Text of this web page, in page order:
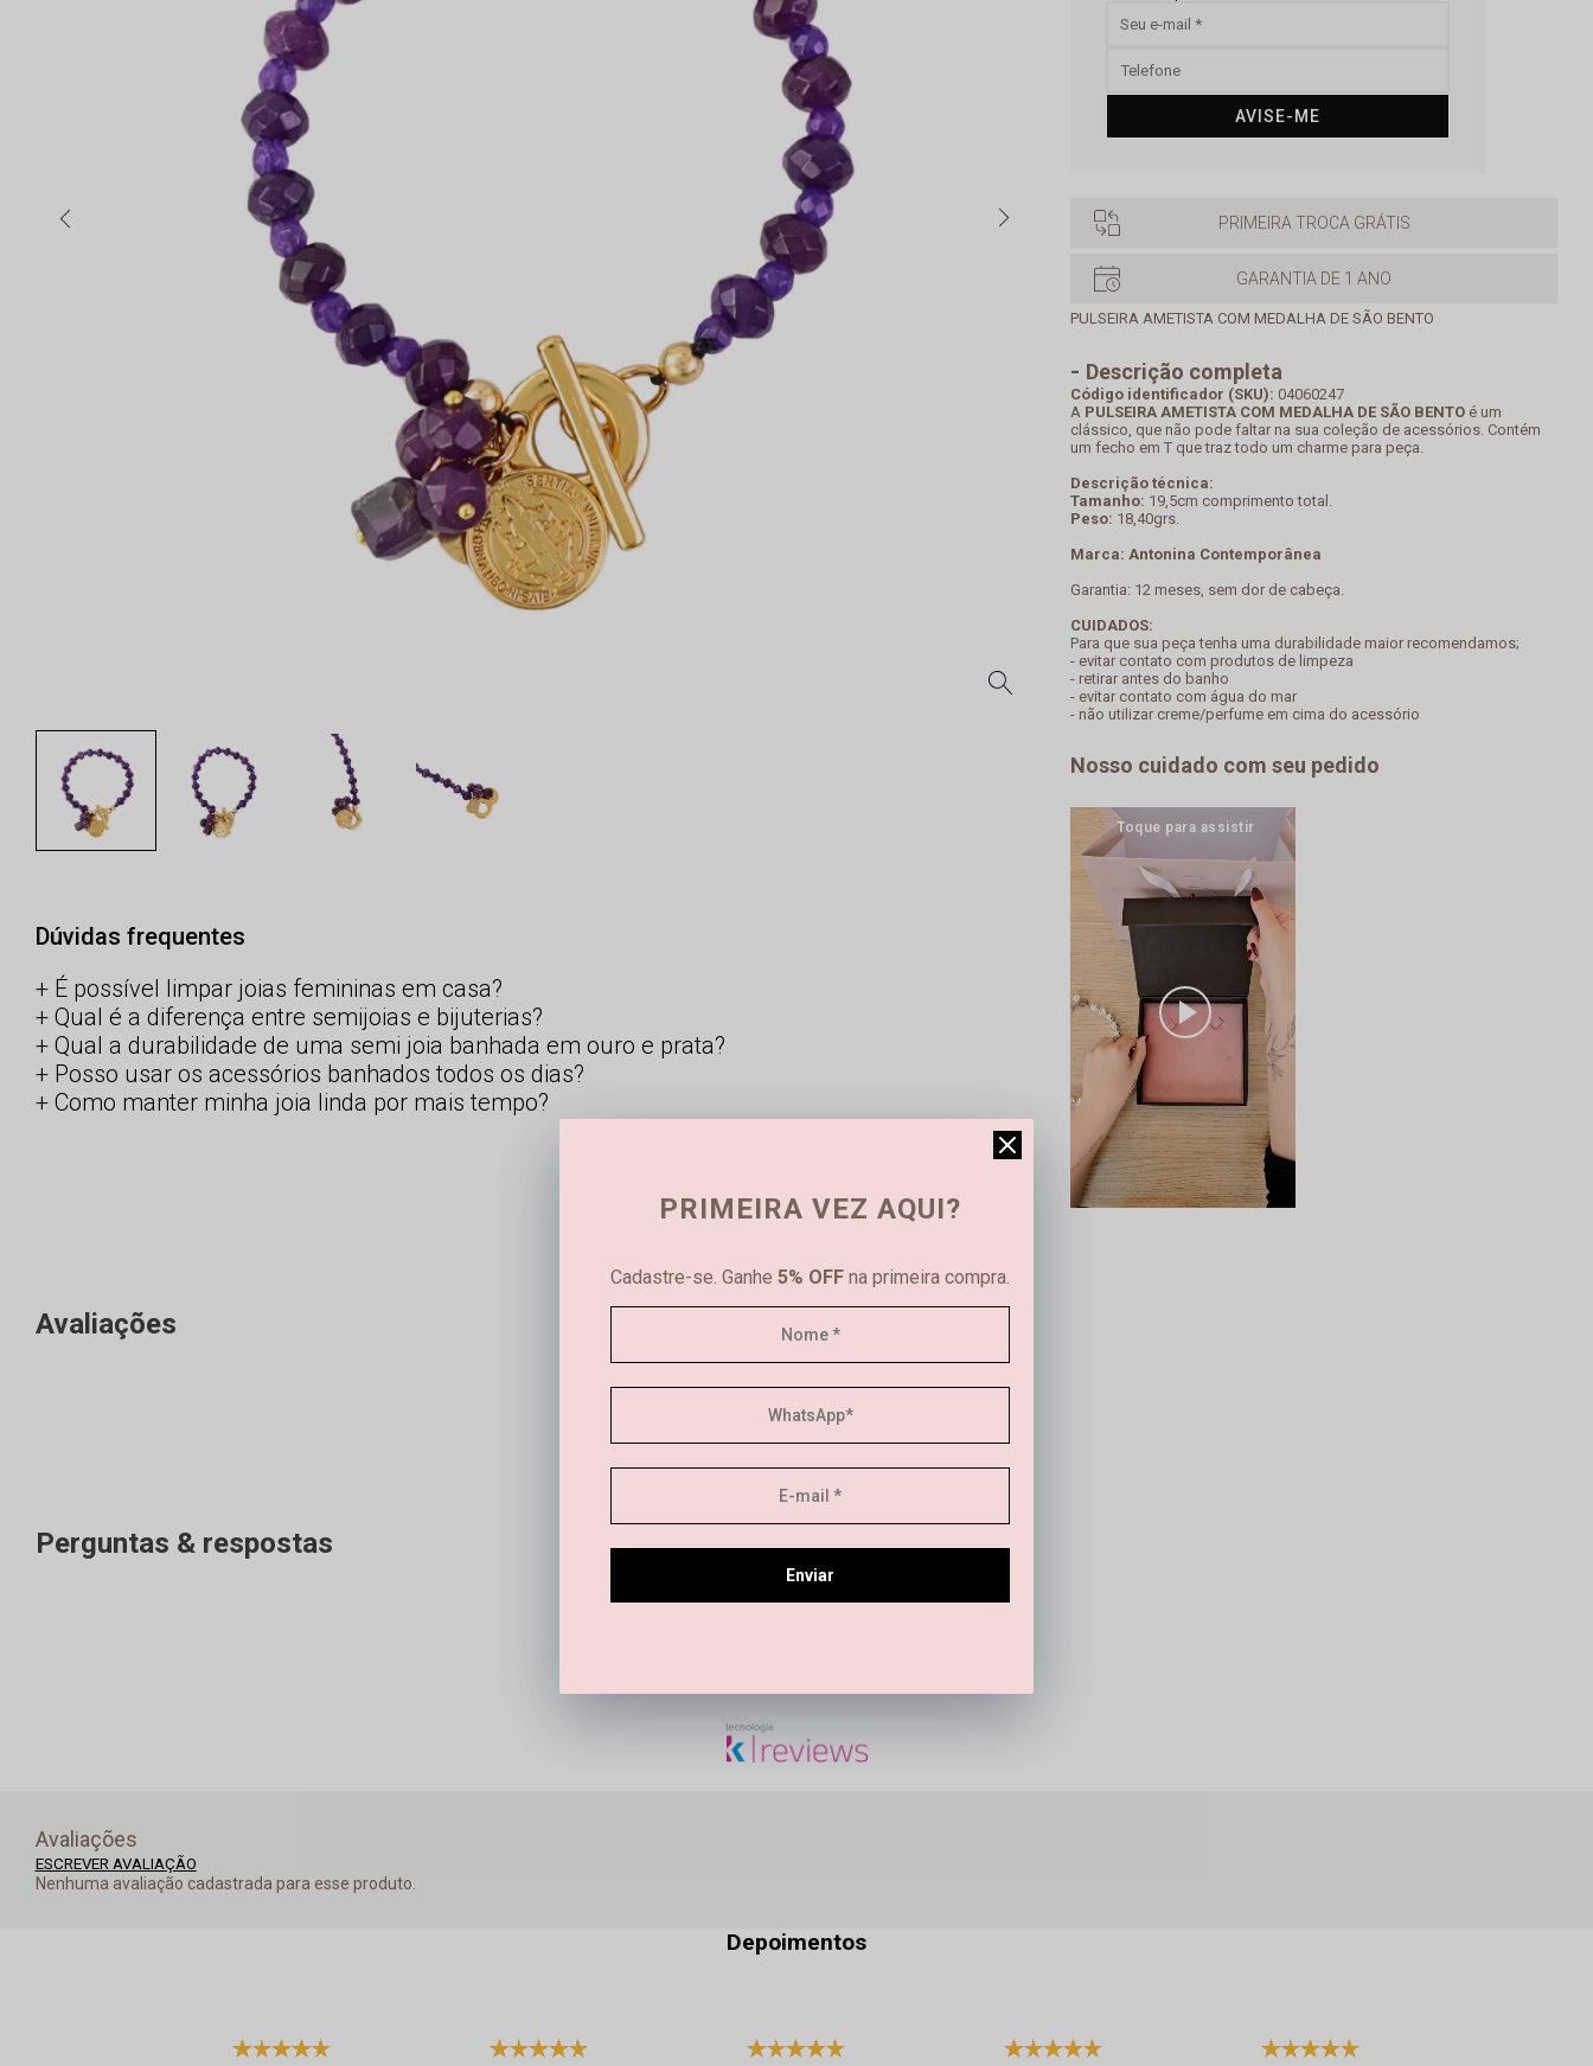
Dúvidas frequentes
É possível limpar joias femininas em casa?
Qual é a diferença entre semijoias e bijuterias?
Qual a durabilidade de uma semi joia banhada em ouro e prata?
Posso usar os acessórios banhados todos os dias?
Como manter minha joia linda por mais tempo?
AVISE-ME
PRIMEIRA TROCA GRÁTIS
GARANTIA DE 1 ANO
PULSEIRA AMETISTA COM MEDALHA DE SÃO BENTO
Descrição completa
Código identificador (SKU): 04060247
A PULSEIRA AMETISTA COM MEDALHA DE SÃO BENTO é um
clássico, que não pode faltar na sua coleção de acessórios. Contém
um fecho em T que traz todo um charme para peça.
Descrição técnica:
Tamanho: 19,5cm comprimento total.
Peso: 18,40grs.
Marca: Antonina Contemporânea
Garantia: 12 meses, sem dor de cabeça.
CUIDADOS:
Para que sua peça tenha uma durabilidade maior recomendamos;
- evitar contato com produtos de limpeza
- retirar antes do banho
- evitar contato com água do mar
- não utilizar creme/perfume em cima do acessório
Nosso cuidado com seu pedido
Avaliações
SEJA O PRIMEIRO A AVALIAR
Perguntas & respostas
Este produto ainda não tem perguntas
Avaliações
ESCREVER AVALIAÇÃO
Nenhuma avaliação cadastrada para esse produto.
Depoimentos
PRIMEIRA VEZ AQUI?
Cadastre-se. Ganhe 5% OFF na primeira compra.
Enviar